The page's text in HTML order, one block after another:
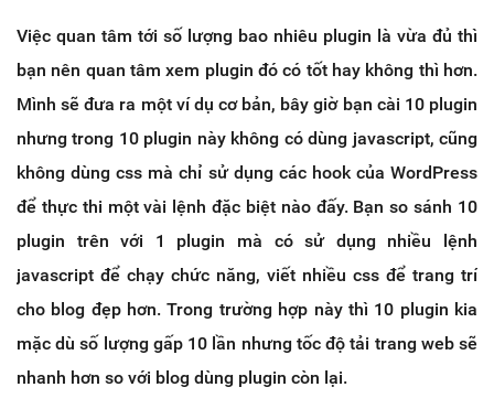
Việc quan tâm tới số lượng bao nhiêu plugin là vừa đủ thì
bạn nên quan tâm xem plugin đó có tốt hay không thì hơn.
Mình sẽ đưa ra một ví dụ cơ bản, bây giờ bạn cài 10 plugin
nhưng trong 10 plugin này không có dùng javascript, cũng
không dùng css mà chỉ sử dụng các hook của WordPress
để thực thi một vài lệnh đặc biệt nào đấy. Bạn so sánh 10
plugin trên với 1 plugin mà có sử dụng nhiều lệnh
javascript để chạy chức năng, viết nhiều css để trang trí
cho blog đẹp hơn. Trong trường hợp này thì 10 plugin kia
mặc dù số lượng gấp 10 lần nhưng tốc độ tải trang web sẽ
nhanh hơn so với blog dùng plugin còn lại.